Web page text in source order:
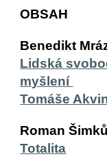
OBSAH
Benedikt
Lidská
myšlení
Tomáše
Roman Šimků
Totalita